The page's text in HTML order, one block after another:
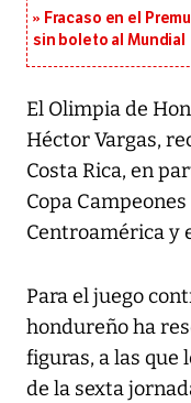
Fracaso en el
sin boleto al Mundial
El Olimpia de
Héctor Vargas,
Costa Rica, en
Copa
Centroamérica y
Para el juego
hondureño ha
figuras, a las que
de la sexta